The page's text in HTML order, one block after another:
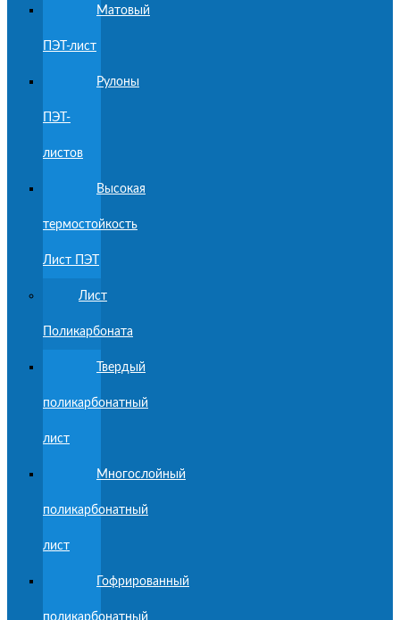
Матовый
ПЭТ-лист
Рулоны
ПЭТ-
листов
Высокая
термостойкость
Лист ПЭТ
Лист
Поликарбоната
Твердый
поликарбонатный
лист
Многослойный
поликарбонатный
лист
Гофрированный
поликарбонатный